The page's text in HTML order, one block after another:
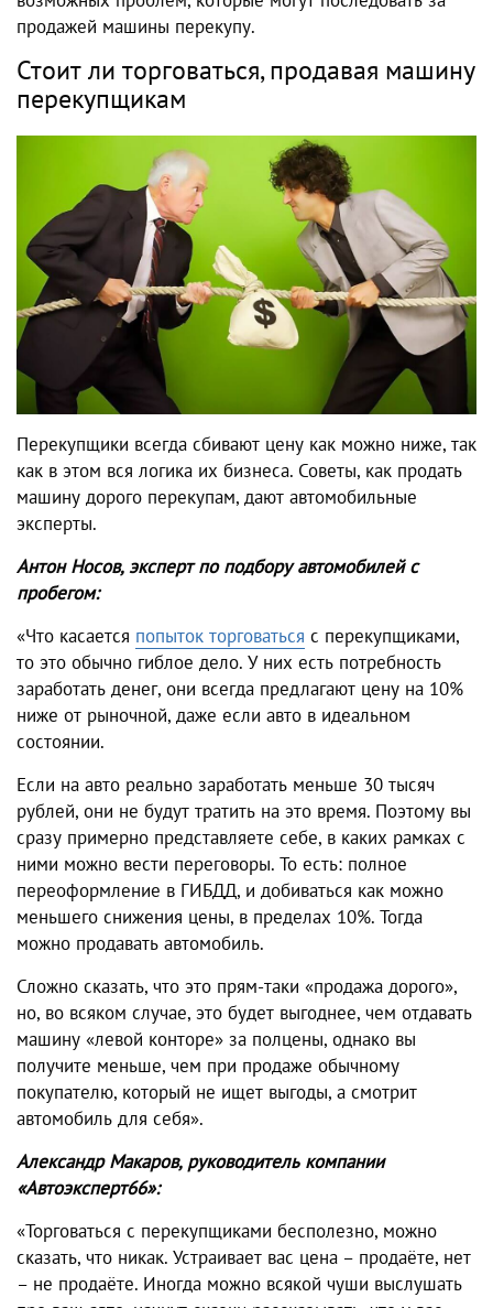
продажей машины перекупу.
Стоит ли торговаться, продавая машину
перекупщикам
Перекупщики всегда сбивают цену как можно ниже, так
как в этом вся логика их бизнеса. Советы, как продать
машину дорого перекупам, дают автомобильные
эксперты.
Антон Носов, эксперт по подбору автомобилей с
пробегом:
«Что касается попыток торговаться с перекупщиками,
то это обычно гиблое дело. У них есть потребность
заработать денег, они всегда предлагают цену на 10%
ниже от рыночной, даже если авто в идеальном
состоянии.
Если на авто реально заработать меньше 30 тысяч
рублей, они не будут тратить на это время. Поэтому вы
сразу примерно представляете себе, в каких рамках с
ними можно вести переговоры. То есть: полное
переоформление в ГИБДД, и добиваться как можно
меньшего снижения цены, в пределах 10%. Тогда
можно продавать автомобиль.
Сложно сказать, что это прям-таки «продажа дорого»,
но, во всяком случае, это будет выгоднее, чем отдавать
машину «левой конторе» за полцены, однако вы
получите меньше, чем при продаже обычному
покупателю, который не ищет выгоды, а смотрит
автомобиль для себя».
Александр Макаров, руководитель компании
«Автоэксперт66»:
«Торговаться с перекупщиками бесполезно, можно
сказать, что никак. Устраивает вас цена – продаёте, нет
– не продаёте. Иногда можно всякой чуши выслушать